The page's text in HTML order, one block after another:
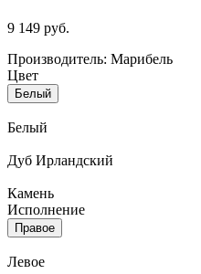
9 149 руб.
Производитель: Марибель
Цвет
Белый
Белый
Дуб Ирландский
Камень
Исполнение
Правое
Левое